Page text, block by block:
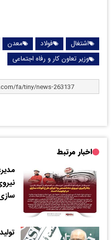
اشتغال فولاد معدن
وزیر تعاون کار و رفاه اجتماعی
اخبار مرتبط